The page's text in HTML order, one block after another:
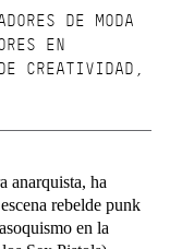
DE MODA
EN
CREATIVIDAD,
anarquista, ha
rebelde punk
en la